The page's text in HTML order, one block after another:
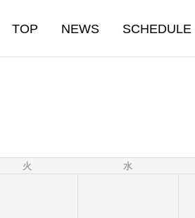
TOP NEWS SCHEDULE
火 水